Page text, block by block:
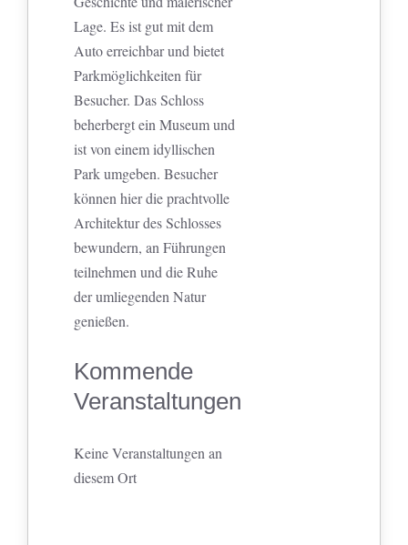
Lage. Es ist gut mit dem
Auto erreichbar und bietet
Parkmöglichkeiten für
Besucher. Das Schloss
beherbergt ein Museum und
ist von einem idyllischen
Park umgeben. Besucher
können hier die prachtvolle
Architektur des Schlosses
bewundern, an Führungen
teilnehmen und die Ruhe
der umliegenden Natur
genießen.
Kommende
Veranstaltungen
Keine Veranstaltungen an
diesem Ort